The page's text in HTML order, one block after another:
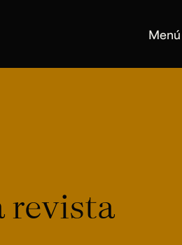
Menú
Anuncios
Convocatorias
revista